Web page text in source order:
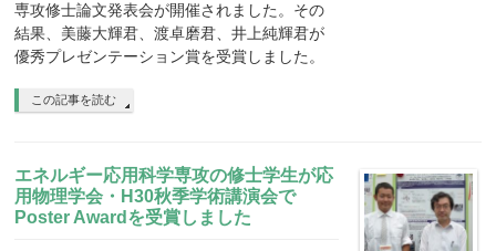
専攻修士論文発表会が開催されました。その
結果、美藤大輝君、渡卓磨君、井上純輝君が
優秀プレゼンテーション賞を受賞しました。
この記事を読む
エネルギー応用科学専攻の修士学生が応
用物理学会・H30秋季学術講演会で
Poster Awardを受賞しました